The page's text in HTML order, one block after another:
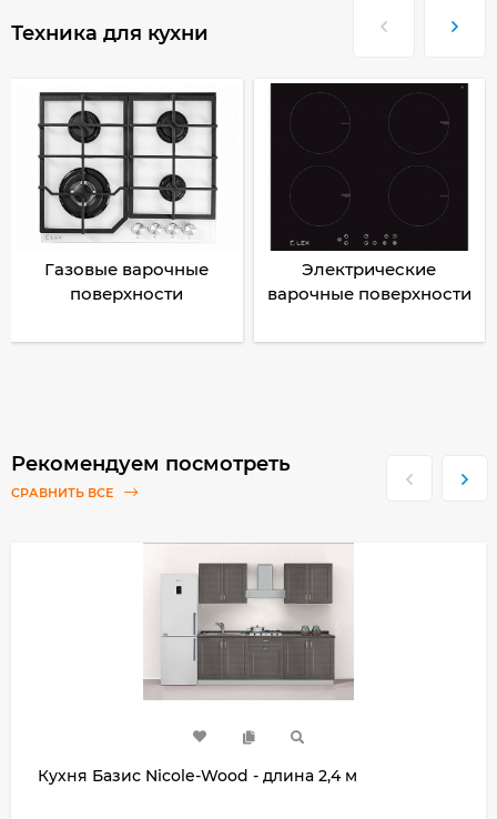
Техника для кухни
Газовые варочные
поверхности
Электрические
варочные поверхности
Рекомендуем посмотреть
СРАВНИТЬ ВСЕ
Кухня Базис Nicole-Wood - длина 2,4 м